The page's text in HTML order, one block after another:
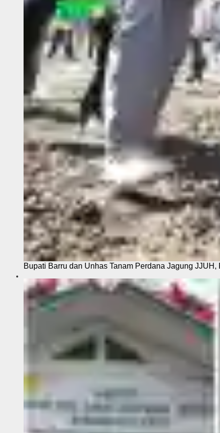
Bupati Barru dan Unhas Tanam Perdana Jagung